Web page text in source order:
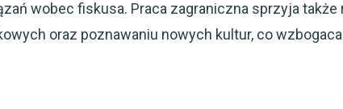
wobec fiskusa. Praca zagraniczna sprzyja także
oraz poznawaniu nowych kultur, co